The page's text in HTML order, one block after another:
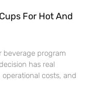
For Hot And
program
has real
costs, and